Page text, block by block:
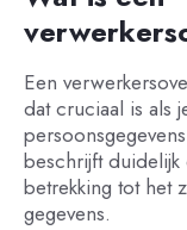
Een
dat cruciaal is als
beschrijft duidelijk
betrekking tot het
gegevens.